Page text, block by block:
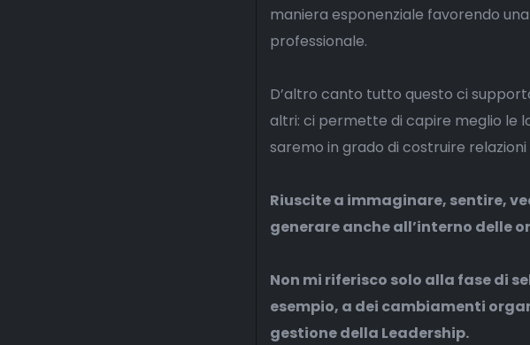
maniera esponenziale favorendo
professionale.
D’altro canto tutto questo ci
altri: ci permette di capire meglio le
saremo in grado di costruire
Riuscite a immaginare, sentire,
generare anche all’interno delle
Non mi riferisco solo alla fase di
esempio, a dei cambiamenti
gestione della Leadership.